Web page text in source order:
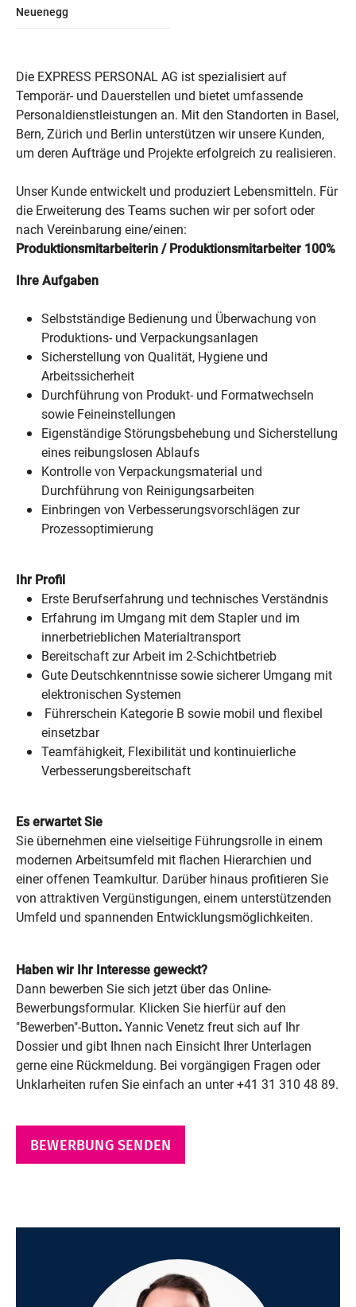
Neuenegg
Die EXPRESS PERSONAL AG ist spezialisiert auf
Temporär- und Dauerstellen und bietet umfassende
Personaldienstleistungen an. Mit den Standorten in Basel,
Bern, Zürich und Berlin unterstützen wir unsere Kunden,
um deren Aufträge und Projekte erfolgreich zu realisieren.
Unser Kunde entwickelt und produziert Lebensmitteln. Für
die Erweiterung des Teamssuchen wir per sofort oder
nach Vereinbarung eine/einen:
Produktionsmitarbeiterin / Produktionsmitarbeiter 100%
Ihre Aufgaben
Selbstständige Bedienung und Überwachung von
Produktions- und Verpackungsanlagen
Sicherstellung von Qualität, Hygiene und
Arbeitssicherheit
Durchführung von Produkt- und Formatwechseln
sowie Feineinstellungen
Eigenständige Störungsbehebung und Sicherstellung
eines reibungslosen Ablaufs
Kontrolle von Verpackungsmaterial und
Durchführung von Reinigungsarbeiten
Einbringen von Verbesserungsvorschlägen zur
Prozessoptimierung
Ihr Profil
Erste Berufserfahrung und technisches Verständnis
Erfahrung im Umgang mit dem Stapler und im
innerbetrieblichen Materialtransport
Bereitschaft zur Arbeit im 2-Schichtbetrieb
Gute Deutschkenntnisse sowie sicherer Umgang mit
elektronischen Systemen
Führerschein Kategorie B sowie mobil und flexibel
einsetzbar
Teamfähigkeit, Flexibilität und kontinuierliche
Verbesserungsbereitschaft
Es erwartet Sie
Sie übernehmen eine vielseitige Führungsrolle in einem
modernen Arbeitsumfeld mit flachen Hierarchien und
einer offenen Teamkultur. Darüber hinaus profitieren Sie
von attraktiven Vergünstigungen, einem unterstützenden
Umfeld und spannenden Entwicklungsmöglichkeiten.
Haben wir Ihr Interesse geweckt?
Dann bewerben Sie sich jetzt über das Online-
Bewerbungsformular. Klicken Sie hierfür auf den
"Bewerben"-Button.Yannic Venetz freut sich auf Ihr
Dossier und gibt Ihnen nach Einsicht Ihrer Unterlagen
gerne eine Rückmeldung. Bei vorgängigen Fragen oder
Unklarheiten rufen Sie einfach an unter +41 31 310 48 89.
BEWERBUNG SENDEN